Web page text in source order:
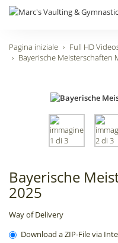
Pagina iniziale
Full HD
Bayerische Meisterschaften
Bayerische
2025
Way of Delivery
Download a ZIP-File via